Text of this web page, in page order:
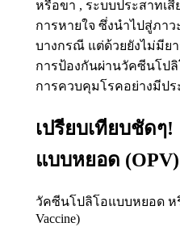
หรือขา , ระบบประสาทเ
การหายใจ ซึ่งนำไปสู่ภา
บางกรณี แต่ด้วยยังไม่มีย
การป้องกันผ่านวัคซีนโป
การควบคุมโรคอย่างมีป
เปรียบเทียบชัด
แบบหยอด
วัคซีนโปลิโอแบบหยอด หรื
Vaccine)